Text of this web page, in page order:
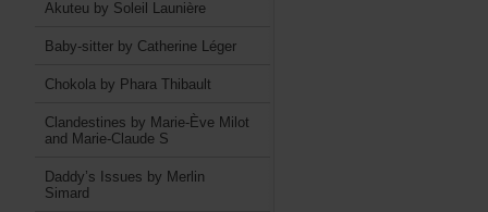
AkuteubySoleilLaunière
Baby-sitterbyCatherineLéger
ChokolabyPharaThibault
ClandestinesbyMarie-ÈveMilot
andMarie-ClaudeS
Daddy’sIssuesbyMerlin
Simard